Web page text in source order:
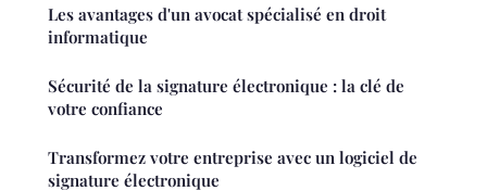
Les avantages d'un avocat spécialisé en droit
informatique
Sécurité de la signature électronique : la clé de
votre confiance
Transformez votre entreprise avec un logiciel de
signature électronique